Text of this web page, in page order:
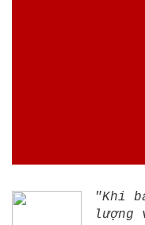
"Khi